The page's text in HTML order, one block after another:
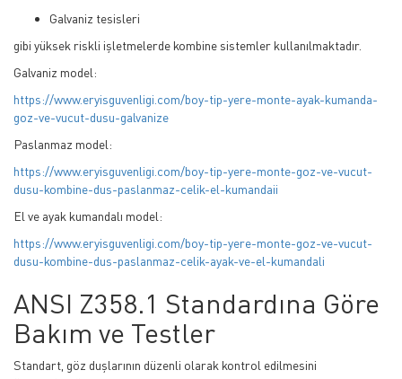
Galvaniz tesisleri
gibi yüksek riskli işletmelerde kombine sistemler kullanılmaktadır.
Galvaniz model:
https://www.eryisguvenligi.com/boy-tip-yere-monte-ayak-kumanda-
goz-ve-vucut-dusu-galvanize
Paslanmaz model:
https://www.eryisguvenligi.com/boy-tip-yere-monte-goz-ve-vucut-
dusu-kombine-dus-paslanmaz-celik-el-kumandaii
El ve ayak kumandalı model:
https://www.eryisguvenligi.com/boy-tip-yere-monte-goz-ve-vucut-
dusu-kombine-dus-paslanmaz-celik-ayak-ve-el-kumandali
ANSI Z358.1 Standardına Göre
Bakım ve Testler
Standart, göz duşlarının düzenli olarak kontrol edilmesini